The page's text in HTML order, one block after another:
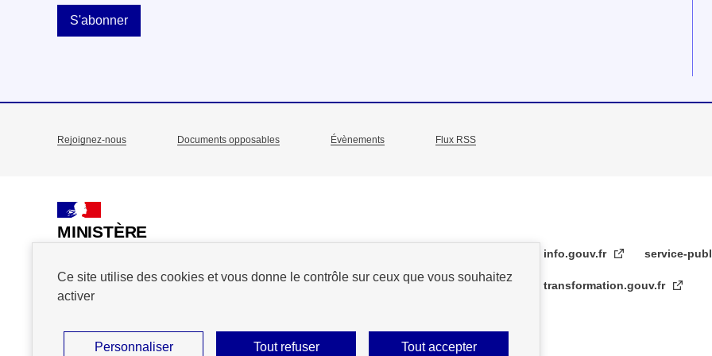
Ce site utilise des cookies et vous donne le contrôle sur ceux que vous souhaitez
activer
Tout accepter
Tout refuser
Personnaliser
S'abonner
de
Rejoignez-nous Documents opposables Évènements Flux RSS
MINISTÈRE
DE L'ACTION
PUBLICS
info.gouv.fr service-
transformation.gouv.fr